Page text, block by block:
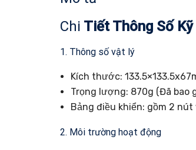
Chi Tiết Thông Số
1. Thông số vật lý
Kích thước:
Trọng lượng: 870g (Đã bao
Bảng điều khiển: gồm 2 nút
2. Môi trường hoạt động